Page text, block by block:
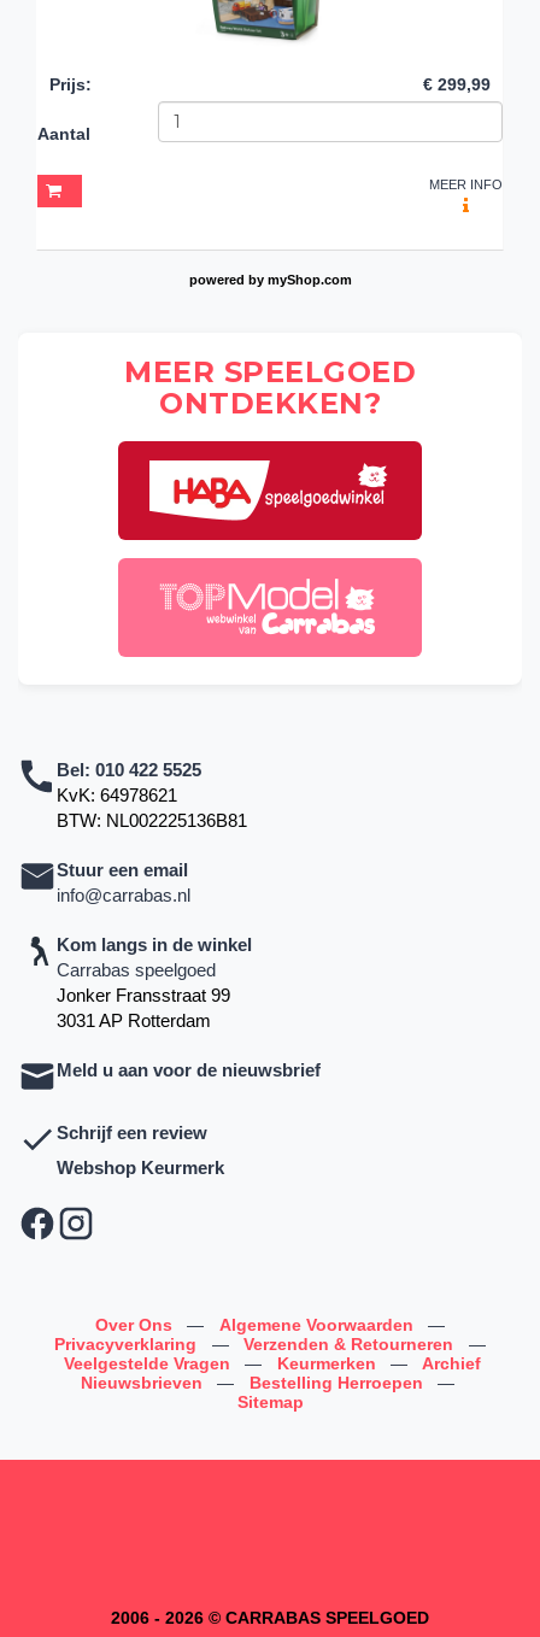
Prijs: € 299,99
Aantal
MEER INFO
powered by myShop.com
MEER SPEELGOED
ONTDEKKEN?
Bel: 010 422 5525
KvK: 64978621
BTW: NL002225136B81
Stuur een email
info@carrabas.nl
Kom langs in de winkel
Carrabas speelgoed
Jonker Fransstraat 99
3031 AP Rotterdam
Meld u aan voor de nieuwsbrief
Schrijf een review
Webshop Keurmerk
Over Ons — Algemene Voorwaarden
—
Privacyverklaring
— Verzenden & Retourneren
—
Veelgestelde Vragen
— Keurmerken —
Archief
Nieuwsbrieven
— Bestelling Herroepen
—
Sitemap
2006 - 2026 © CARRABAS SPEELGOED